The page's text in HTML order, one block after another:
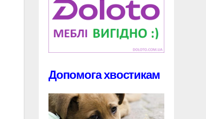
Допомога хвостикам